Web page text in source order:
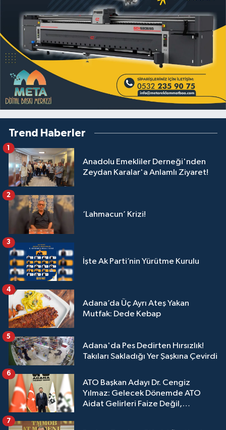
Trend Haberler
Anadolu Emekliler Derneği'nden
Zeydan Karalar'a Anlamlı Ziyaret!
1
‘Lahmacun’ Krizi!
2
İşte Ak Parti’nin Yürütme Kurulu
3
Adana’da Üç Ayrı Ateş Yakan
Mutfak: Dede Kebap
4
Adana'da Pes Dedirten Hırsızlık!
Takıları Sakladığı Yer Şaşkına Çevirdi
5
ATO Başkan Adayı Dr. Cengiz
Yılmaz: Gelecek Dönemde ATO
Aidat Gelirleri Faize Değil,
6
7